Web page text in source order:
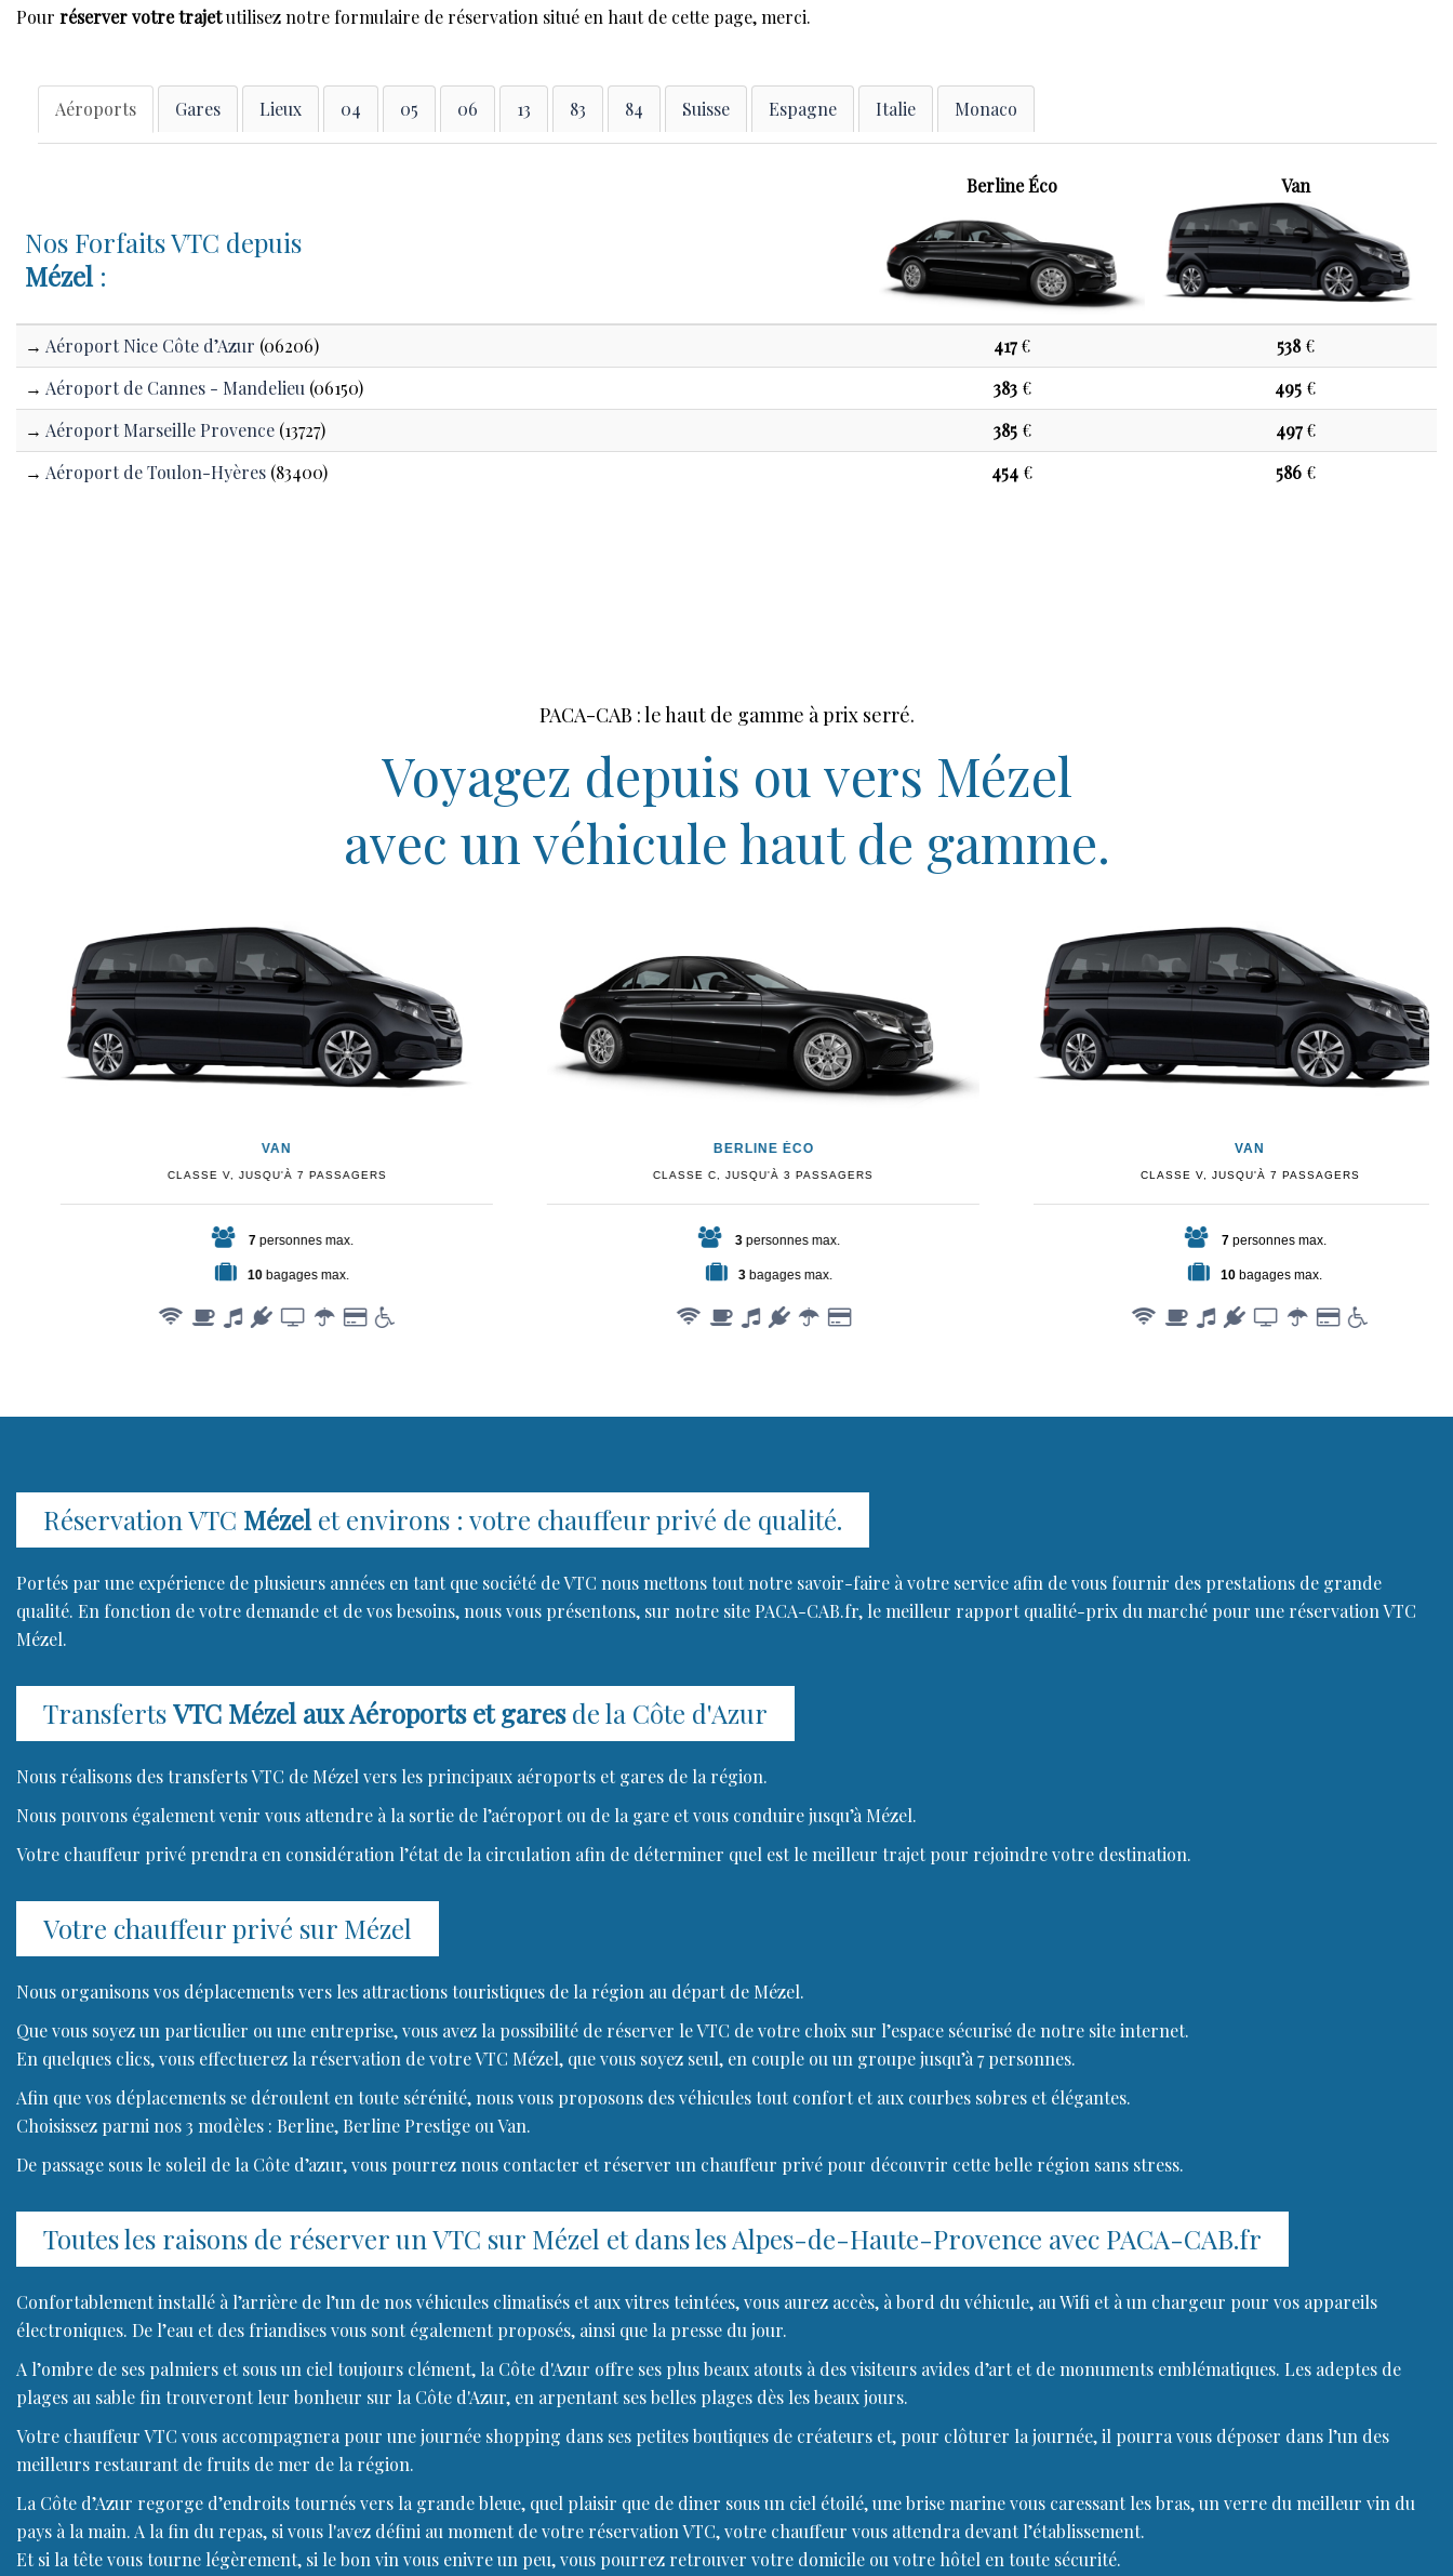
Pour réserver votre trajetutilisez notre formulaire de réservation situé en haut de cette page, merci.
Aéroports Gares Lieux 04 05 06 13 83 84 Suisse Espagne Italie Monaco
Nos Forfaits VTC depuis
Mézel :
Berline Éco Van
→ Aéroport Nice Côte d’Azur (06206) 417€ 538€
→ Aéroport de Cannes - Mandelieu (06150) 383€ 495 €
→ Aéroport Marseille Provence (13727) 385€ 497€
→ Aéroport de Toulon-Hyères (83400) 454 € 586€
PACA-CAB : le haut de gamme à prix serré.
Voyagez depuis ou vers Mézel
avec un véhicule haut de gamme.
CLASSE V, JUSQU'À 7 PASSAGERS
7personnes max.
10 bagages max.
BERLINE ÉCO
CLASSE C, JUSQU'À 3 PASSAGERS
3personnes max.
3 bagages max.
CLASSE V, JUSQU'À 7 PASSAGERS
7personnes max.
10 bagages max.
Réservation VTC Mézel et environs : votre chauffeur privé de qualité.
Portés par une expérience de plusieurs années en tant que société de VTC nous mettons tout notre savoir-faire à votre service afin de vous fournir des prestations de grande
qualité. En fonction de votre demande et de vos besoins, nous vous présentons, sur notre site PACA-CAB.fr, le meilleur rapport qualité-prix du marché pour une réservation VTC
Mézel.
TransfertsVTC Mézel aux Aéroports et garesde la Côte d'Azur
Nous réalisons des transferts VTC de Mézel vers les principaux aéroports et gares de la région.
Nous pouvons également venir vous attendre à la sortie de l’aéroport ou de la gare et vous conduire jusqu’à Mézel.
Votre chauffeur privé prendra en considération l’état de la circulation afin de déterminer quel est le meilleur trajet pour rejoindre votre destination.
Votre chauffeur privé sur Mézel
Nous organisons vos déplacements vers les attractions touristiques de la région au départ de Mézel.
Que vous soyez un particulier ou une entreprise, vous avez la possibilité de réserver le VTC de votre choix sur l’espace sécurisé de notre site internet.
En quelques clics, vous effectuerez la réservation de votre VTC Mézel, que vous soyez seul, en couple ou un groupe jusqu’à 7 personnes.
Afin que vos déplacements se déroulent en toute sérénité, nous vous proposons des véhicules tout confort et aux courbes sobres et élégantes.
Choisissez parmi nos 3 modèles : Berline, Berline Prestige ou Van.
De passage sous le soleil de la Côte d’azur, vous pourrez nous contacter et réserver un chauffeur privé pour découvrir cette belle région sans stress.
Toutes les raisons de réserver un VTC sur Mézel et dans les Alpes-de-Haute-Provence avec PACA-CAB.fr
Confortablement installé à l’arrière de l’un de nos véhicules climatisés et aux vitres teintées, vous aurez accès, à bord du véhicule, au Wifi et à un chargeur pour vos appareils
électroniques. De l’eau et des friandises vous sont également proposés, ainsi que la presse du jour.
A l’ombre de ses palmiers et sous un ciel toujours clément, la Côte d'Azur offre ses plus beaux atouts à des visiteurs avides d’art et de monuments emblématiques. Les adeptes de
plages au sable fin trouveront leur bonheur sur la Côte d'Azur, en arpentant ses belles plages dès les beaux jours.
Votre chauffeur VTC vous accompagnera pour une journée shopping dans ses petites boutiques de créateurs et, pour clôturer la journée, il pourra vous déposer dans l’un des
meilleurs restaurant de fruits de mer de la région.
La Côte d’Azur regorge d’endroits tournés vers la grande bleue, quel plaisir que de diner sous un ciel étoilé, une brise marine vous caressant les bras, un verre du meilleur vin du
pays à la main. A la fin du repas, si vous l'avez défini au moment de votre réservation VTC, votre chauffeur vous attendra devant l’établissement.
Et si la tête vous tourne légèrement, si le bon vin vous enivre un peu, vous pourrez retrouver votre domicile ou votre hôtel en toute sécurité.